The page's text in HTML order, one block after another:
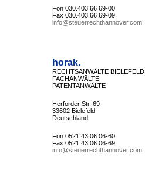
Fon 030.403 66 69-00
Fax 030.403 66 69-09
info@steuerrechthannover.com
horak.
RECHTSANWÄLTE BIELEFELD
FACHANWÄLTE
PATENTANWÄLTE
Herforder Str. 69
33602 Bielefeld
Deutschland
Fon 0521.43 06 06-60
Fax 0521.43 06 06-69
info@steuerrechthannover.com